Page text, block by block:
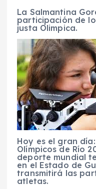
La Salmantina
participación de
justa Olimpica.
Hoy es el gran
Olímpicos de Río
deporte mundial
en el Estado de
transmitirá las
atletas.